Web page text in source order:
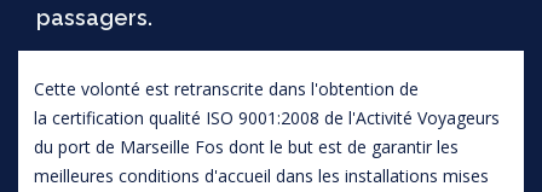
passagers.
Cette volonté est retranscrite dans l'obtention de
la certification qualité ISO 9001:2008 de l'Activité Voyageurs
du port de Marseille Fos dont le but est de garantir les
meilleures conditions d'accueil dans les installations mises